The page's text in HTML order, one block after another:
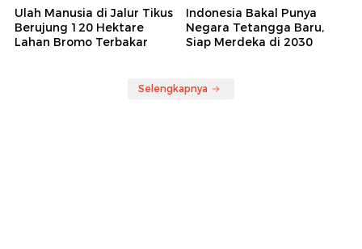
Ulah Manusia di Jalur Tikus
Berujung 120 Hektare
Lahan Bromo Terbakar
Indonesia Bakal Punya
Negara Tetangga Baru,
Siap Merdeka di 2030
Selengkapnya